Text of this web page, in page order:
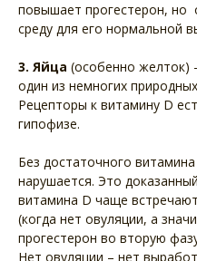
повышает прогестерон, но
среду для его нормальной
3. Яйца (особенно
один из немногих
Рецепторы к витамину D
гипофизе.
Без достаточного
нарушается. Это
витамина D чаще
(когда нет овуляции, а
прогестерон во вторую
Нет овуляции – нет